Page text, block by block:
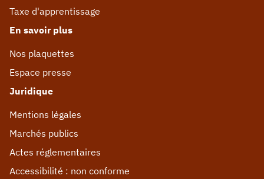
Taxe d'apprentissage
En savoir plus
Nos plaquettes
Espace presse
Juridique
Mentions légales
Marchés publics
Actes réglementaires
Accessibilité : non conforme